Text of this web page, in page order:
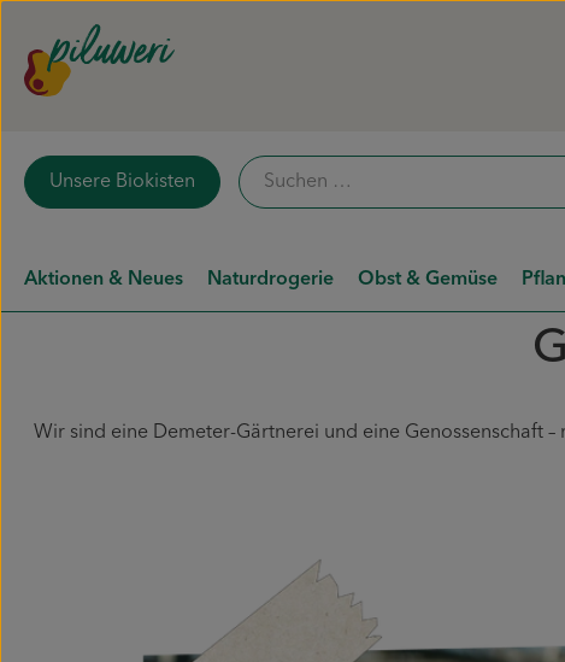
Unsere Biokisten
Aktionen & Neues Naturdrogerie Obst & Gemüse
Wir sind eine Demeter-Gärtnerei und eine Genossenschaft